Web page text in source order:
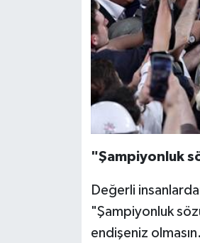
"Şampiyonluk
Değerli
"Şampiyonluk
endişeniz